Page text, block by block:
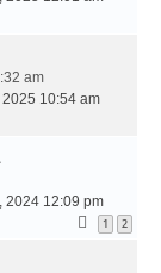
am
2025 10:54 am
2024 12:09 pm
1 2